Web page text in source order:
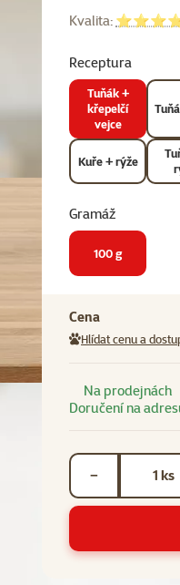
Kvalita:
Receptura
Tuňák +
křepelčí
vejce
Kuře + rýže
Gramáž
100 g
Cena
Hlídat cenu a
Na prodejnách
Doručení na
ks
−